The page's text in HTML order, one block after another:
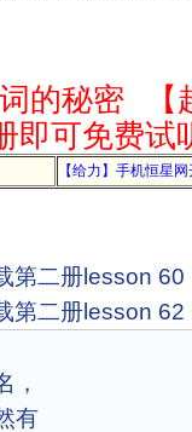
的秘密
即可免费试
【给力】手机恒星
第二册lesson 60
第二册lesson 62
，
有